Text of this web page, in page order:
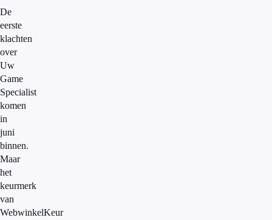
De
eerste
klachten
over
Uw
Game
Specialist
komen
in
juni
binnen.
Maar
het
keurmerk
van
WebwinkelKeur